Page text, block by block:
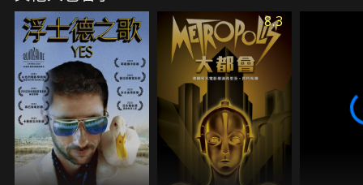
發。但這項禁忌的實驗，終究還是解套不了現實生活
的問題，逐漸走向失控的境界…
8.3